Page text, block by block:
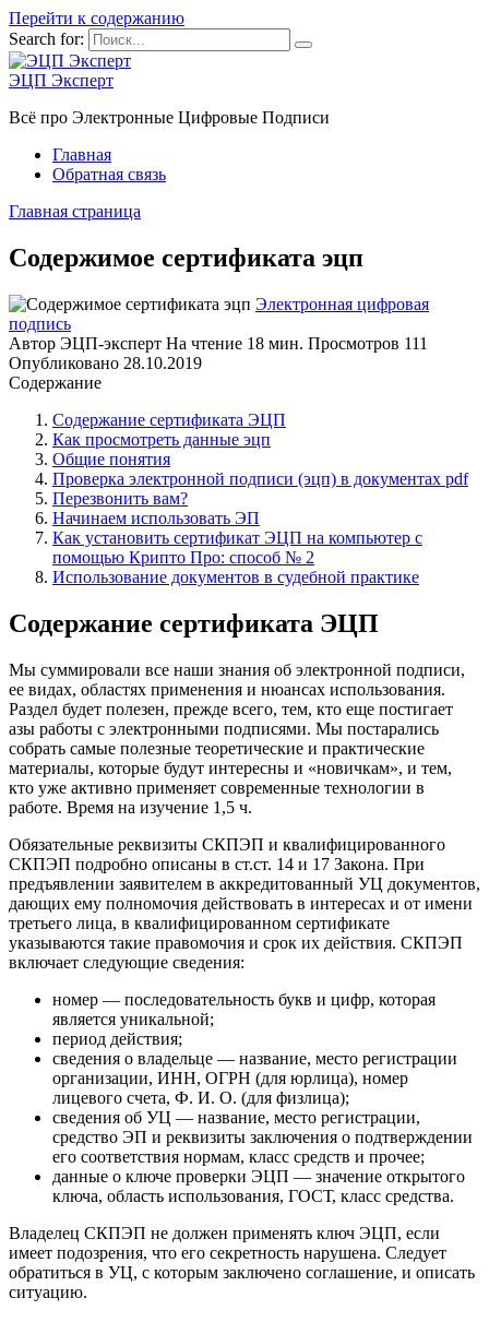
Перейти к содержанию
Search for:
ЭЦП Эксперт
Всё про Электронные Цифровые Подписи
Главная
Обратная связь
Главная страница
Содержимое сертификата эцп
Электронная цифровая
подпись
Автор ЭЦП-эксперт На чтение 18 мин. Просмотров 111
Опубликовано 28.10.2019
Содержание
Содержание сертификата ЭЦП
Как просмотреть данные эцп
Общие понятия
Проверка электронной подписи (эцп) в документах pdf
Перезвонить вам?
Начинаем использовать ЭП
Как установить сертификат ЭЦП на компьютер с
помощью Крипто Про: способ № 2
Использование документов в судебной практике
Содержание сертификата ЭЦП
Мы суммировали все наши знания об электронной подписи,
ее видах, областях применения и нюансах использования.
Раздел будет полезен, прежде всего, тем, кто еще постигает
азы работы с электронными подписями. Мы постарались
собрать самые полезные теоретические и практические
материалы, которые будут интересны и «новичкам», и тем,
кто уже активно применяет современные технологии в
работе. Время на изучение 1,5 ч.
Обязательные реквизиты СКПЭП и квалифицированного
СКПЭП подробно описаны в ст.ст. 14 и 17 Закона. При
предъявлении заявителем в аккредитованный УЦ документов,
дающих ему полномочия действовать в интересах и от имени
третьего лица, в квалифицированном сертификате
указываются такие правомочия и срок их действия. СКПЭП
включает следующие сведения:
номер — последовательность букв и цифр, которая
является уникальной;
период действия;
сведения о владельце — название, место регистрации
организации, ИНН, ОГРН (для юрлица), номер
лицевого счета, Ф. И. О. (для физлица);
сведения об УЦ — название, место регистрации,
средство ЭП и реквизиты заключения о подтверждении
его соответствия нормам, класс средств и прочее;
данные о ключе проверки ЭЦП — значение открытого
ключа, область использования, ГОСТ, класс средства.
Владелец СКПЭП не должен применять ключ ЭЦП, если
имеет подозрения, что его секретность нарушена. Следует
обратиться в УЦ, с которым заключено соглашение, и описать
ситуацию.